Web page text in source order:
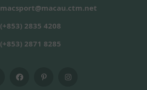
macsport@macau.ctm.net
(+853) 2835 4208
(+853) 2871 8285